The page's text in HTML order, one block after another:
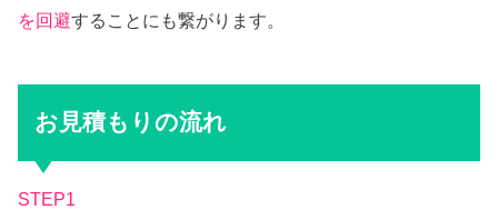
を回避することにも繋がります。
お見積もりの流れ
STEP1